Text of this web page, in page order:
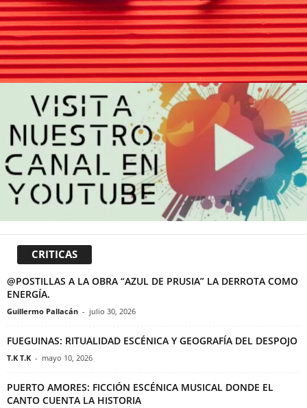
CRITICAS
@POSTILLAS A LA OBRA “AZUL DE PRUSIA” LA DERROTA COMO
ENERGÍA.
Guillermo Pallacán - julio 30, 2026
FUEGUINAS: RITUALIDAD ESCÉNICA Y GEOGRAFÍA DEL DESPOJO
T.K T.K - mayo 10, 2026
PUERTO AMORES: FICCIÓN ESCÉNICA MUSICAL DONDE EL
CANTO CUENTA LA HISTORIA